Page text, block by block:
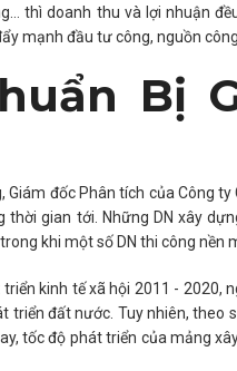
thì doanh thu và lợi nhuận
mạnh đầu tư công, nguồn
Bị
Giám đốc Phân tích của Công
thời gian tới. Những DN xây
khi một số DN thi công nền
kinh tế xã hội 2011 - 2020,
triển đất nước. Tuy nhiên, theo
tốc độ phát triển của mảng